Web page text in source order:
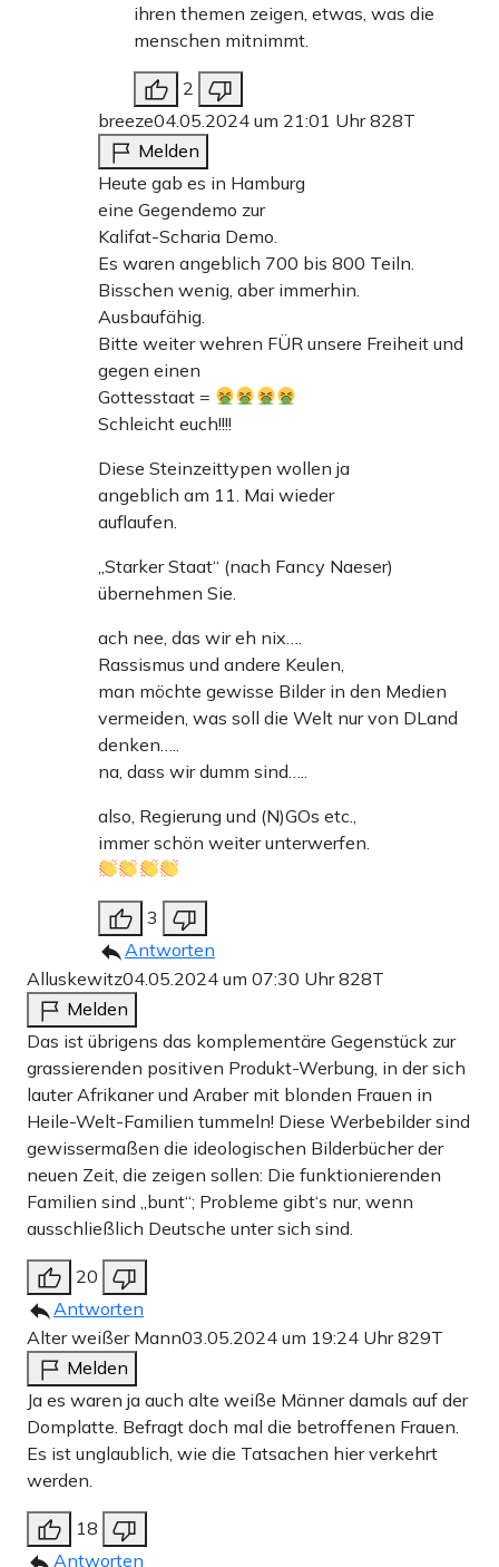
ihren themen zeigen, etwas, was die
menschen mitnimmt.
2
breeze04.05.2024 um 21:01 Uhr828T
Melden
Heute gab es in Hamburg
eine Gegendemo zur
Kalifat-Scharia Demo.
Es waren angeblich 700 bis 800 Teiln.
Bisschen wenig, aber immerhin.
Ausbaufähig.
Bitte weiter wehren FÜR unsere Freiheit und
gegen einen
Gottesstaat =
Schleicht euch!!!!
Diese Steinzeittypen wollen ja
angeblich am 11. Mai wieder
auflaufen.
„Starker Staat“ (nach Fancy Naeser)
übernehmen Sie.
ach nee, das wir eh nix….
Rassismus und andere Keulen,
man möchte gewisse Bilder in den Medien
vermeiden, was soll die Welt nur von DLand
denken…..
na, dass wir dumm sind…..
also, Regierung und (N)GOs etc.,
immer schön weiter unterwerfen.
3
Antworten
Alluskewitz04.05.2024 um 07:30 Uhr828T
Melden
Das ist übrigens das komplementäre Gegenstück zur
grassierenden positiven Produkt-Werbung, in der sich
lauter Afrikaner und Araber mit blonden Frauen in
Heile-Welt-Familien tummeln! Diese Werbebilder sind
gewissermaßen die ideologischen Bilderbücher der
neuen Zeit, die zeigen sollen: Die funktionierenden
Familien sind „bunt“; Probleme gibt‘s nur, wenn
ausschließlich Deutsche unter sich sind.
20
Antworten
Alter weißer Mann03.05.2024 um 19:24 Uhr829T
Melden
Ja es waren ja auch alte weiße Männer damals auf der
Domplatte. Befragt doch mal die betroffenen Frauen.
Es ist unglaublich, wie die Tatsachen hier verkehrt
werden.
18
Antworten